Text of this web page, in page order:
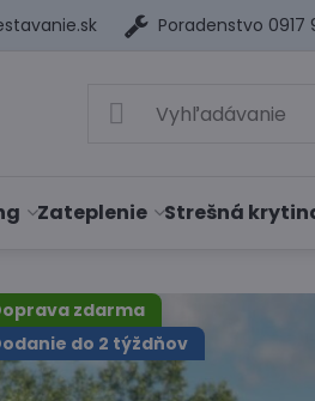
Poradenstvo 0917
Zateplenie Strešná
zdarma
do 2 týždňov